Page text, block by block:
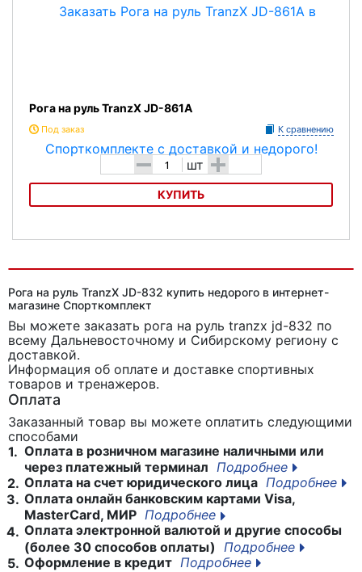
Рога на руль TranzX JD-861A
Под заказ К сравнению
- шт +
КУПИТЬ
Рога на руль TranzX JD-832 купить недорого в интернет-
магазине Спорткомплект
Вы можете заказать рога на руль tranzx jd-832 по
всему Дальневосточному и Сибирскому региону с
доставкой.
Информация об оплате и доставке спортивных
товаров и тренажеров.
Оплата
Заказанный товар вы можете оплатить следующими
способами
1. Оплата в розничном магазине наличными или
через платежный терминал Подробнее
2. Оплата на счет юридического лица Подробнее
3. Оплата онлайн банковским картами Visa,
MasterCard, МИР Подробнее
4. Оплата электронной валютой и другие способы
(более 30 способов оплаты)
Подробнее
5. Оформление в кредит Подробнее